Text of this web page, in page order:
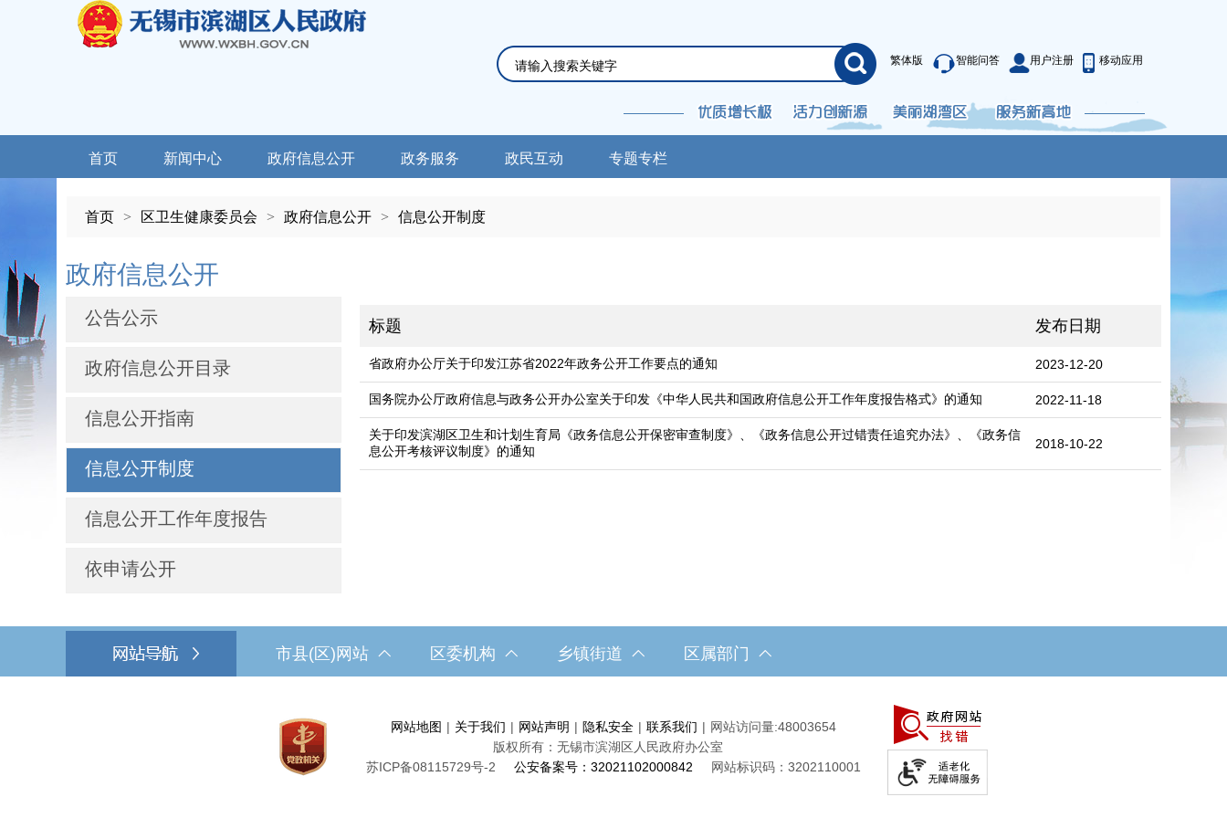
繁体版 智能问答 用户注册 移动应用
首页 新闻中心 政府信息公开 政务服务 政民互动 专题专栏
首页 > 区卫生健康委员会 > 政府信息公开 > 信息公开制度
政府信息公开
公告公示
政府信息公开目录
信息公开指南
信息公开制度
信息公开工作年度报告
依申请公开
标题 发布日期
省政府办公厅关于印发江苏省2022年政务公开工作要点的通知 2023-12-20
国务院办公厅政府信息与政务公开办公室关于印发《中华人民共和国政府信息公开工作年度报告格式》的通知 2022-11-18
关于印发滨湖区卫生和计划生育局《政务信息公开保密审查制度》、《政务信息公开过错责任追究办法》、《政务信
息公开考核评议制度》的通知
2018-10-22
市县(区)网站 区委机构 乡镇街道 区属部门
网站地图 | 关于我们 | 网站声明 | 隐私安全 | 联系我们 | 网站访问量:48003654
版权所有：无锡市滨湖区人民政府办公室
苏ICP备08115729号-2
公安备案号：32021102000842 网站标识码：3202110001